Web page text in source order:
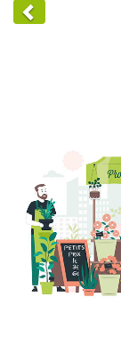
Previous